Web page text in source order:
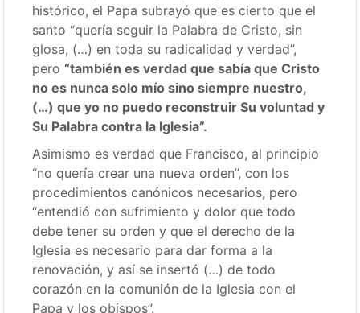
histórico, el Papa subrayó que es cierto que el
santo “quería seguir la Palabra de Cristo, sin
glosa, (…) en toda su radicalidad y verdad”,
pero “también es verdad que sabía que Cristo
no es nunca solo mío sino siempre nuestro,
(…) que yo no puedo reconstruir Su voluntad y
Su Palabra contra la Iglesia”.
Asimismo es verdad que Francisco, al principio
“no quería crear una nueva orden”, con los
procedimientos canónicos necesarios, pero
“entendió con sufrimiento y dolor que todo
debe tener su orden y que el derecho de la
Iglesia es necesario para dar forma a la
renovación, y así se insertó (…) de todo
corazón en la comunión de la Iglesia con el
Papa y los obispos”.